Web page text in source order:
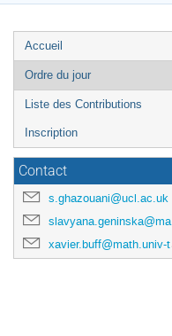
Menu
de
l'événement
Accueil
Ordre du jour
Liste des Contributions
Inscription
Contact
s.ghazouani@ucl.ac.uk
slavyana.geninska@math.univ-toulouse.fr
xavier.buff@math.univ-toulouse.fr